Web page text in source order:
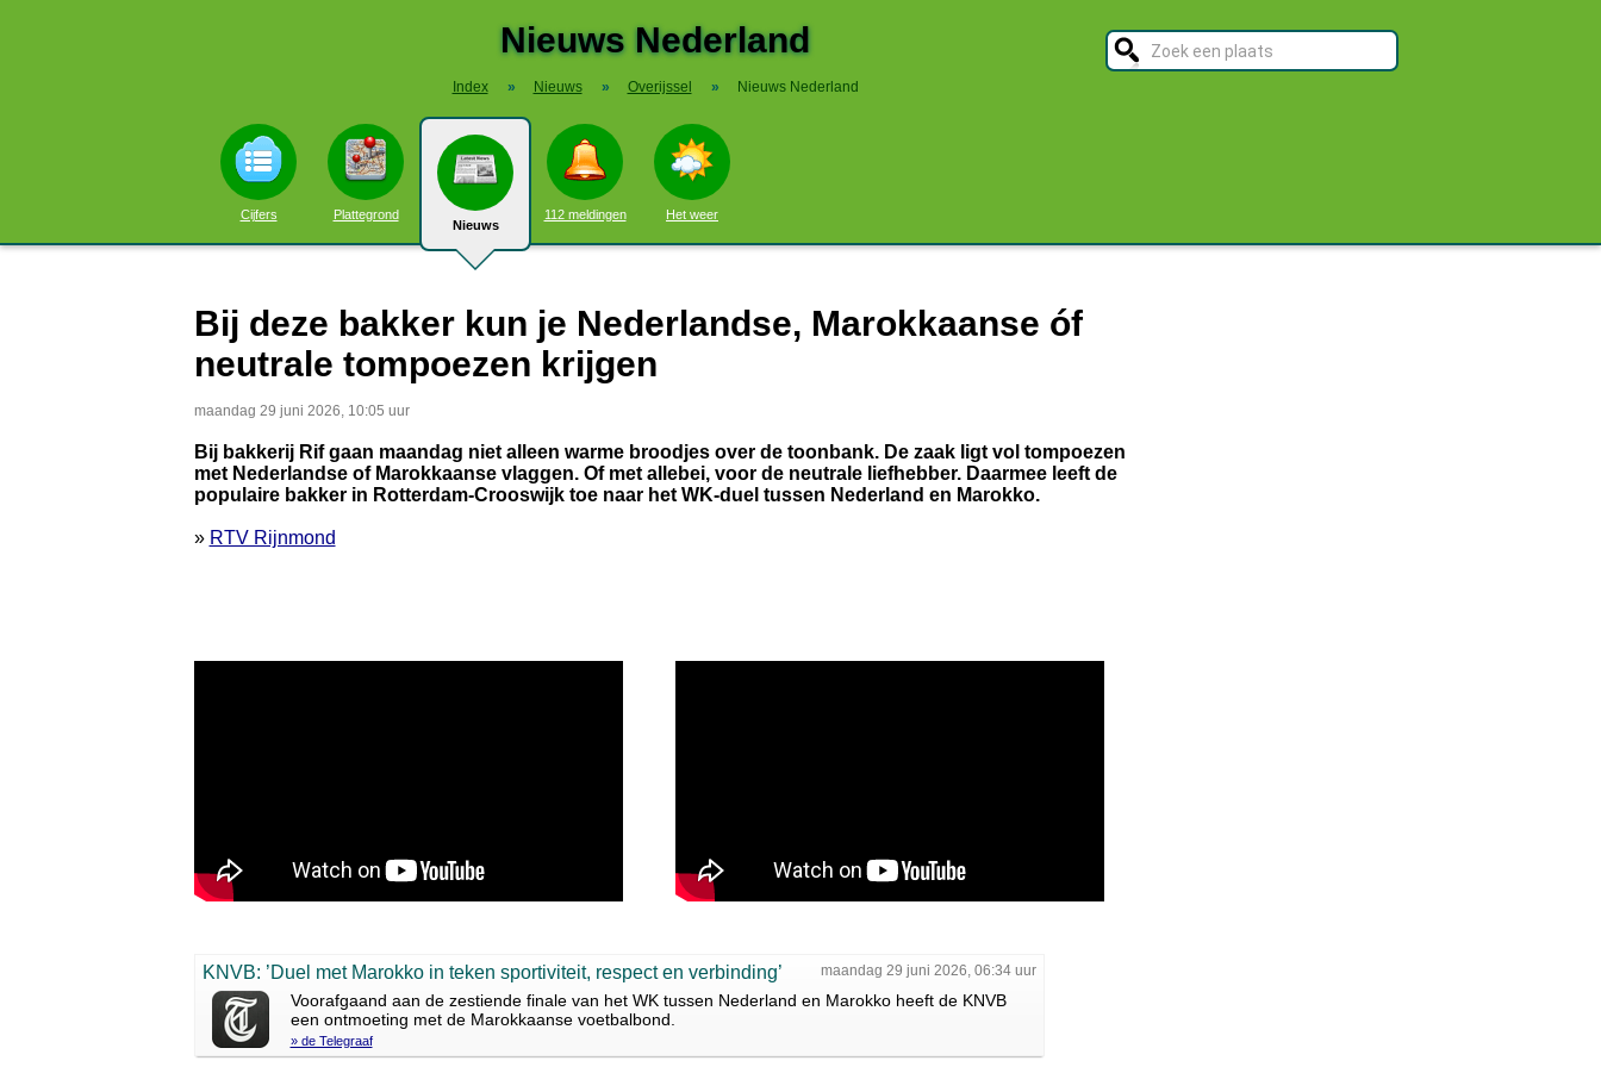
Nieuws Nederland
Index » Nieuws » Overijssel » Nieuws Nederland
Cijfers Plattegrond
Nieuws
112 meldingen Het weer
Bij deze bakker kun je Nederlandse, Marokkaanse óf
neutrale tompoezen krijgen
maandag 29 juni 2026, 10:05 uur
Bij bakkerij Rif gaan maandag niet alleen warme broodjes over de toonbank. De zaak ligt vol tompoezen
met Nederlandse of Marokkaanse vlaggen. Of met allebei, voor de neutrale liefhebber. Daarmee leeft de
populaire bakker in Rotterdam-Crooswijk toe naar het WK-duel tussen Nederland en Marokko.
» RTV Rijnmond
maandag 29 juni 2026, 06:34 uur
KNVB: ’Duel met Marokko in teken sportiviteit, respect en verbinding’
Voorafgaand aan de zestiende finale van het WK tussen Nederland en Marokko heeft de KNVB
een ontmoeting met de Marokkaanse voetbalbond.
» de Telegraaf